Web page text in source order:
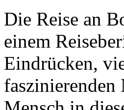
Die Reise an
einem
Eindrücken,